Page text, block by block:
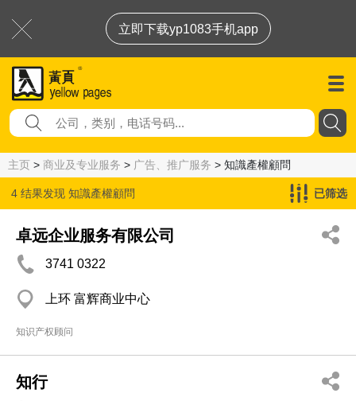
立即下载yp1083手机app
主页 > 商业及专业服务 > 广告、推广服务 > 知識產權顧問
4 结果发现 知識產權顧問 已筛选
卓远企业服务有限公司
3741 0322
上环 富辉商业中心
知识产权顾问
知行